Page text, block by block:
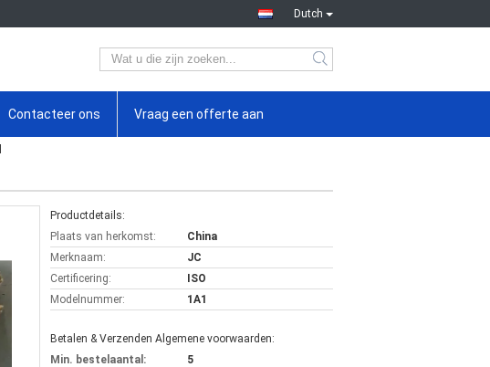
Dutch
Contacteer ons Vraag een offerte aan
Productdetails:
Plaats van herkomst:
China
Merknaam:
JC
Certificering:
ISO
Modelnummer:
1A1
Betalen & Verzenden Algemene voorwaarden:
Min. bestelaantal:
5